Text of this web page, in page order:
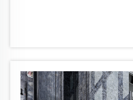
است بدانید که
بلکه سنگی طبیعی
سال تشکیل